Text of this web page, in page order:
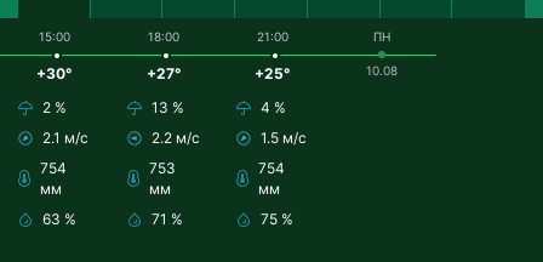
15:00
+30°
2 %
2.1 м/с
754
мм
63 %
18:00
+27°
13 %
2.2 м/с
753
мм
71 %
21:00
+25°
4 %
1.5 м/с
754
мм
75 %
ПН
10.08